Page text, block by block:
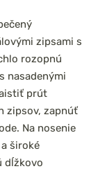
zipsami s
rozopnú
nasadenými
prút
zipsov, zapnúť
Na nosenie
široké
dĺžkovo